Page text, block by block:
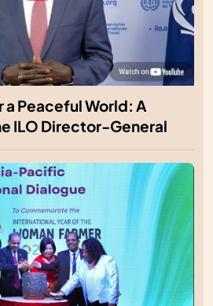
Peaceful World: A
ILO Director-General